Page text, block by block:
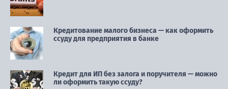
Кредитование малого бизнеса — как оформить
ссуду для предприятия в банке
Кредит для ИП без залога и поручителя — можно
ли оформить такую ссуду?